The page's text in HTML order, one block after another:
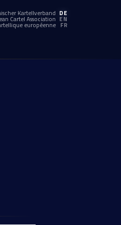
Kartellverband DE
Cartel Association EN
européenne FR